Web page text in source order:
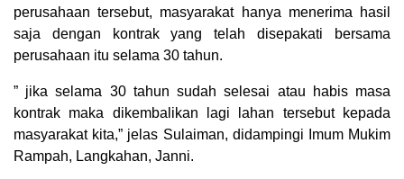
perusahaan tersebut, masyarakat hanya menerima hasil
saja dengan kontrak yang telah disepakati bersama
perusahaan itu selama 30 tahun.
” jika selama 30 tahun sudah selesai atau habis masa
kontrak maka dikembalikan lagi lahan tersebut kepada
masyarakat kita,” jelas Sulaiman, didampingi Imum Mukim
Rampah, Langkahan, Janni.